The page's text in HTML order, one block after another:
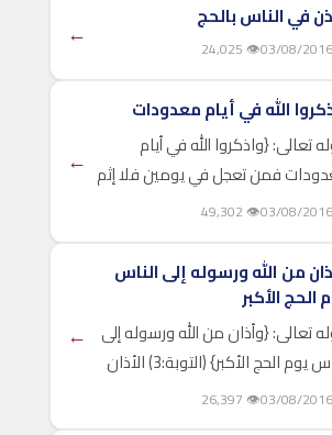
الحج والعمرة، شرع في بيان حكم
التي تحول..
في الناس بالحج
👁 24,025
←
الله في أيام معدودات
تعالى: {واذكروا الله في أيام
فمن تعجل في يومين فلا إثم
ومن تأخر فلا إثم عليه لمن اتقى
هي أيام منى، وهي ثلاثة
بعد يوم النحر، يقيم الناس..
👁 49,302
←
من الله ورسوله إلى الناس
الحج الأكبر
تعالى: {وأذان من الله ورسوله إلى
الناس يوم الحج الأكبر} (التوبة:3) الأذان
الإيذان والإعلام؛ فالآية أمر
👁 26,397
←